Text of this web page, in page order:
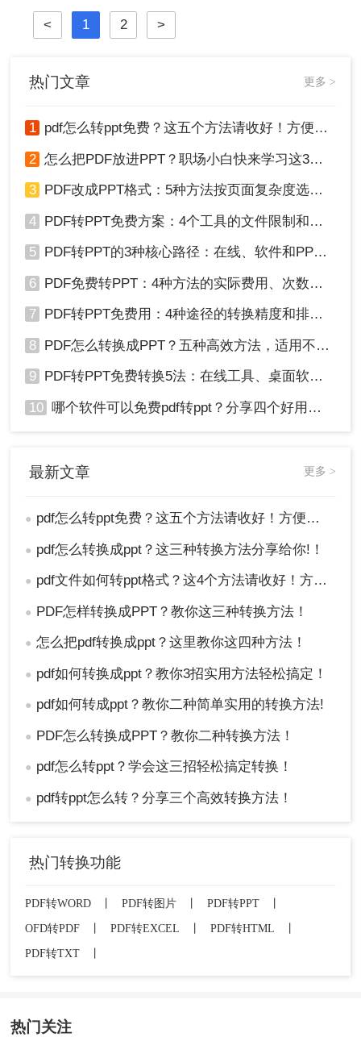
要将高版本的CAD文件转换为低版本
的情况，以确保与特定软件或硬件的
兼容性。那么cad版本过高,怎么转换
种常用的方法来将高版本的CAD文件
转换为低版本。
< 1 2 >
热门文章 更多 >
1 pdf怎么转ppt免费？这五个方法请收好！方便又好用！
2 怎么把PDF放进PPT？职场小白快来学习这3种方法！
3 PDF改成PPT格式：5种方法按页面复杂度选择！
4 PDF转PPT免费方案：4个工具的文件限制和输出质量对比！
5 PDF转PPT的3种核心路径：在线、软件和PPT自带的适用范围！
6 PDF免费转PPT：4种方法的实际费用、次数限制和效果！
7 PDF转PPT免费用：4种途径的转换精度和排版保留能力对比！
8 PDF怎么转换成PPT？五种高效方法，适用不同场景全解析！
9 PDF转PPT免费转换5法：在线工具、桌面软件和PPT插件的优劣！
10 哪个软件可以免费pdf转ppt？分享四个好用的转换工具！
最新文章 更多 >
● pdf怎么转ppt免费？这五个方法请收好！方便又好用！
● pdf怎么转换成ppt？这三种转换方法分享给你!！
● pdf文件如何转ppt格式？这4个方法请收好！方便又好用！
● PDF怎样转换成PPT？教你这三种转换方法！
● 怎么把pdf转换成ppt？这里教你这四种方法！
● pdf如何转换成ppt？教你3招实用方法轻松搞定！
● pdf如何转成ppt？教你二种简单实用的转换方法!
● PDF怎么转换成PPT？教你二种转换方法！
● pdf怎么转ppt？学会这三招轻松搞定转换！
● pdf转ppt怎么转？分享三个高效转换方法！
热门转换功能
PDF转WORD PDF转图片 PDF转PPT
OFD转PDF
PDF转EXCEL PDF转HTML
PDF转TXT
热门关注